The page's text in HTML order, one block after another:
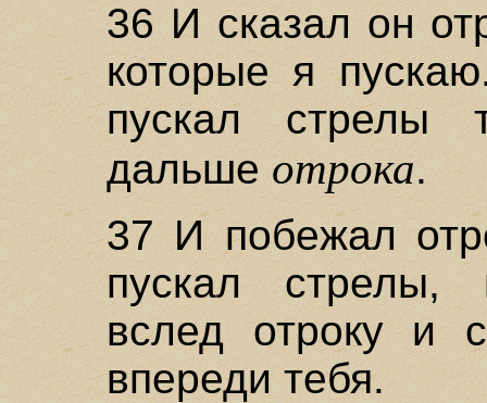
36 И сказал он
которые я
пускал стрелы
дальшеотрока.
37 И побежал
пускал
вслед отроку и
впереди тебя.